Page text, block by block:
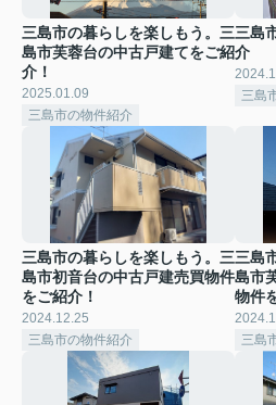
三島市の暮らしを楽しもう。三
島市芙蓉台の中古戸建てをご紹
介！
2025.01.09
三島市の物件紹介
三島
介
三島
三島市の暮らしを楽しもう。三
島市初音台の中古戸建売買物件
をご紹介！
2024.12.25
三島市の物件紹介
三島
島市
物件
三島